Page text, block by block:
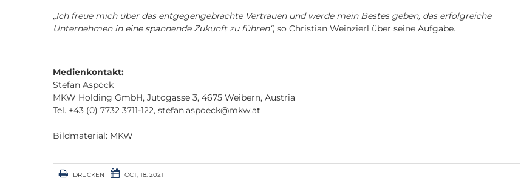
„Ich freue mich über das entgegengebrachte Vertrauen und werde mein Bestes geben, das erfolgreiche
Unternehmen in eine spannende Zukunft zu führen“, so Christian Weinzierl über seine Aufgabe.
Medienkontakt:
Stefan Aspöck
MKW Holding GmbH, Jutogasse 3, 4675 Weibern, Austria
Tel. +43 (0) 7732 3711-122, stefan.aspoeck@mkw.at
Bildmaterial: MKW
DRUCKEN OCT, 18. 2021